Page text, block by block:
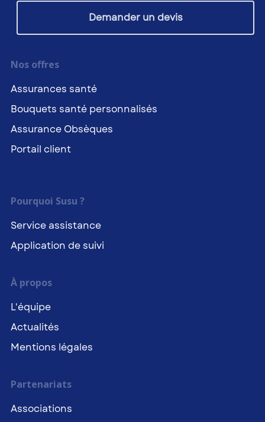
Demander un devis
Nos offres
Assurances santé
Bouquets santé personnalisés
Assurance Obsèques
Portail client
Pourquoi Susu ?
Service assistance
Application de suivi
À propos
L'équipe
Actualités
Mentions légales
Partenariats
Associations